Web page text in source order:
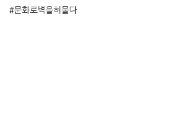
#문화로벽을허물다